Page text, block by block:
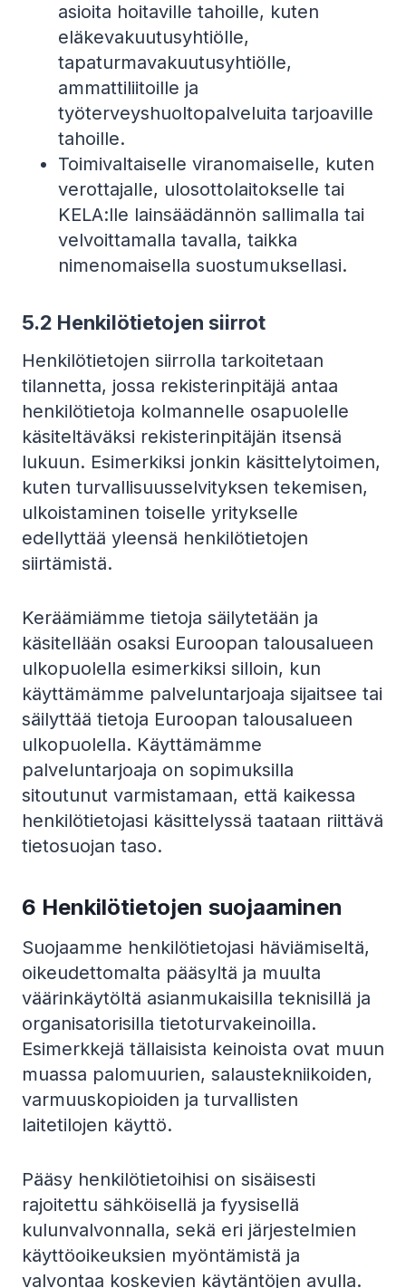
asioita hoitaville tahoille, kuten
eläkevakuutusyhtiölle,
tapaturmavakuutusyhtiölle,
ammattiliitoille ja
työterveyshuoltopalveluita tarjoaville
tahoille.
Toimivaltaiselle viranomaiselle, kuten
verottajalle, ulosottolaitokselle tai
KELA:lle lainsäädännön sallimalla tai
velvoittamalla tavalla, taikka
nimenomaisella suostumuksellasi.
5.2 Henkilötietojen siirrot
Henkilötietojen siirrolla tarkoitetaan
tilannetta, jossa rekisterinpitäjä antaa
henkilötietoja kolmannelle osapuolelle
käsiteltäväksi rekisterinpitäjän itsensä
lukuun. Esimerkiksi jonkin käsittelytoimen,
kuten turvallisuusselvityksen tekemisen,
ulkoistaminen toiselle yritykselle
edellyttää yleensä henkilötietojen
siirtämistä.
Keräämiämme tietoja säilytetään ja
käsitellään osaksi Euroopan talousalueen
ulkopuolella esimerkiksi silloin, kun
käyttämämme palveluntarjoaja sijaitsee tai
säilyttää tietoja Euroopan talousalueen
ulkopuolella. Käyttämämme
palveluntarjoaja on sopimuksilla
sitoutunut varmistamaan, että kaikessa
henkilötietojasi käsittelyssä taataan riittävä
tietosuojan taso.
6 Henkilötietojen suojaaminen
Suojaamme henkilötietojasi häviämiseltä,
oikeudettomalta pääsyltä ja muulta
väärinkäytöltä asianmukaisilla teknisillä ja
organisatorisilla tietoturvakeinoilla.
Esimerkkejä tällaisista keinoista ovat muun
muassa palomuurien, salaustekniikoiden,
varmuuskopioiden ja turvallisten
laitetilojen käyttö.
Pääsy henkilötietoihisi on sisäisesti
rajoitettu sähköisellä ja fyysisellä
kulunvalvonnalla, sekä eri järjestelmien
käyttöoikeuksien myöntämistä ja
valvontaa koskevien käytäntöjen avulla.